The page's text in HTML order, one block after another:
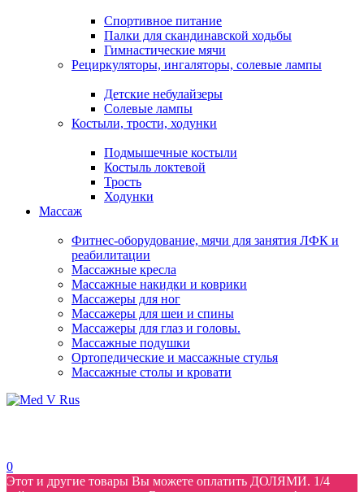
Спортивное питание
Палки для скандинавской ходьбы
Гимнастические мячи
Рециркуляторы, ингаляторы, солевые лампы
Детские небулайзеры
Солевые лампы
Костыли, трости, ходунки
Подмышечные костыли
Костыль локтевой
Трость
Ходунки
Массаж
Фитнес-оборудование, мячи для занятия ЛФК и
реабилитации
Массажные кресла
Массажные накидки и коврики
Массажеры для ног
Массажеры для шеи и спины
Массажеры для глаз и головы.
Массажные подушки
Ортопедические и массажные стулья
Массажные столы и кровати
0
Этот и другие товары Вы можете оплатить ДОЛЯМИ. 1/4